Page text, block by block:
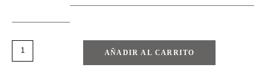
AÑADIR AL CARRITO